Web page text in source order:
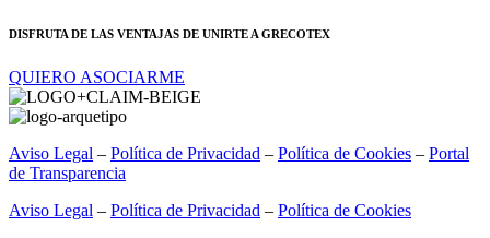
DISFRUTA DE LAS VENTAJAS DE UNIRTE A GRECOTEX
QUIERO ASOCIARME
Aviso Legal – Política de Privacidad – Política de Cookies – Portal
de Transparencia
Aviso Legal – Política de Privacidad – Política de Cookies